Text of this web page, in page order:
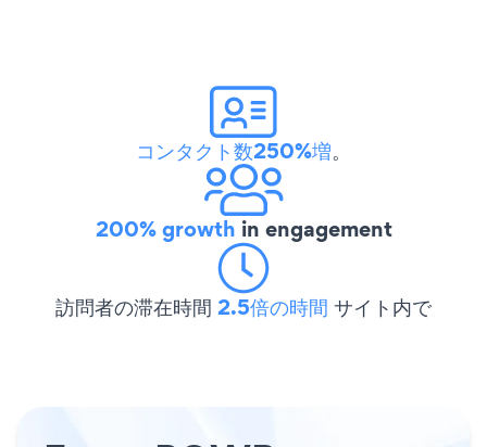
コンタクト数250%増。
200% growth in engagement
訪問者の滞在時間 2.5倍の時間 サイト内で